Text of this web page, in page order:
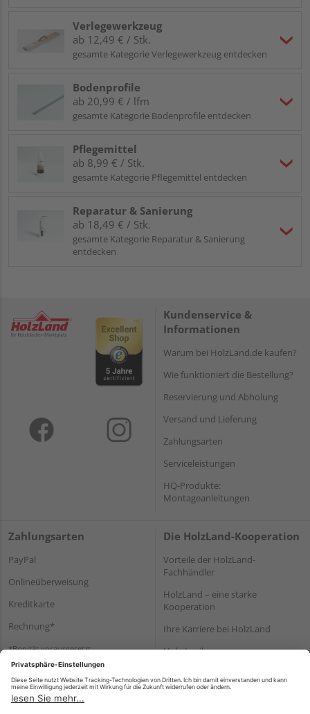
Verlegewerkzeug
ab 12,49 € / Stk.
gesamte Kategorie Verlegewerkzeug entdecken
Bodenprofile
ab 20,99 € / lfm
gesamte Kategorie Bodenprofile entdecken
Pflegemittel
ab 8,99 € / Stk.
gesamte Kategorie Pflegemittel entdecken
Reparatur & Sanierung
ab 18,49 € / Stk.
gesamte Kategorie Reparatur & Sanierung
entdecken
Kundenservice &
Informationen
Warum bei HolzLand.de kaufen?
Wie funktioniert die Bestellung?
Reservierung und Abholung
Versand und Lieferung
Zahlungsarten
Serviceleistungen
HQ-Produkte:
Montageanleitungen
Zahlungsarten
PayPal
Onlineüberweisung
Kreditkarte
Rechnung*
*Bonität vorausgesetzt
Die HolzLand-Kooperation
Vorteile der HolzLand-
Fachhändler
HolzLand – eine starke
Kooperation
Ihre Karriere bei HolzLand
Holz-Lexikon